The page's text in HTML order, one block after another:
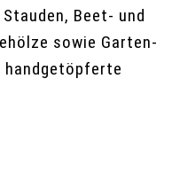
Beet- und
sowie Garten-
handgetöpferte